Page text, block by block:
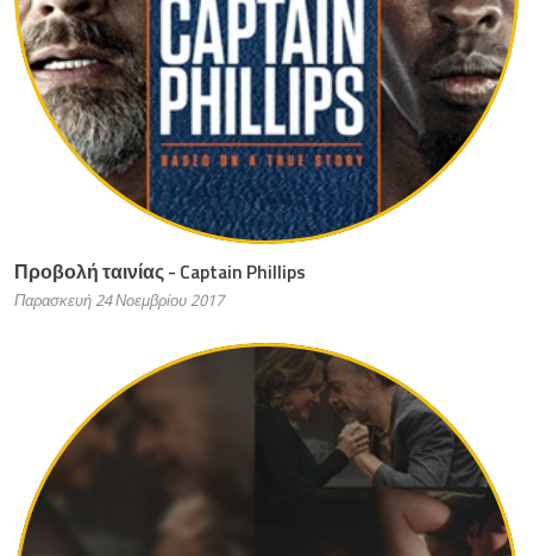
Προβολή ταινίας - Captain Phillips
Παρασκευή 24 Νοεμβρίου 2017